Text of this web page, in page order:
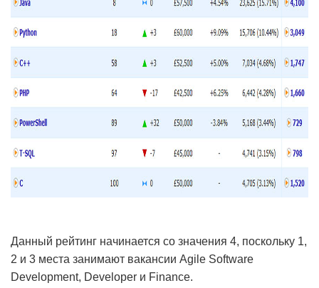
Данный рейтинг начинается со значения 4, поскольку 1,
2 и 3 места занимают вакансии Agile Software
Development, Developer и Finance.